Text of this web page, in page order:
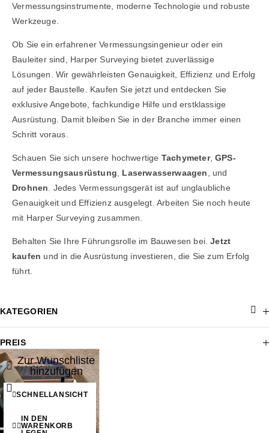
Vermessungsinstrumente, moderne Technologie und robuste
Werkzeuge.
Ob Sie ein erfahrener Vermessungsingenieur oder ein
Bauleiter sind, Harper Surveying bietet zuverlässige
Lösungen. Wir gewährleisten Genauigkeit, Effizienz und Erfolg
auf jeder Baustelle. Kaufen Sie jetzt und entdecken Sie
exklusive Angebote, fachkundige Hilfe und erstklassige
Ausrüstung. Damit bleiben Sie in der Branche immer einen
Schritt voraus.
Schauen Sie sich unsere hochwertige Tachymeter,GPS-
Vermessungsausrüstung
Laserwasserwaagen , und
Drohnen . Jedes Vermessungsgerät ist auf unglaubliche
Genauigkeit und Effizienz ausgelegt. Arbeiten Sie noch heute
mit Harper Surveying zusammen.
Behalten Sie Ihre Führungsrolle im Bauwesen bei.Jetzt
kaufen und in die Ausrüstung investieren, die Sie zum Erfolg
führt.
KATEGORIEN
PREIS
Zur Wunschliste
hinzufügen
SCHNELLANSICHT
IN DEN
WARENKORB